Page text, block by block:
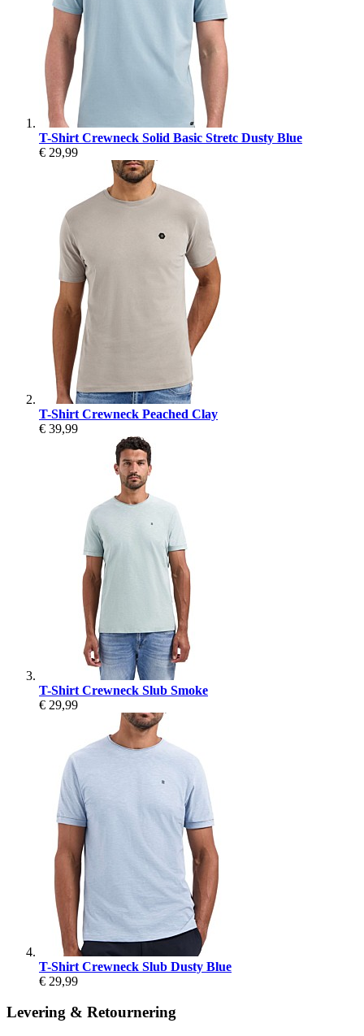
T-Shirt Crewneck Solid Basic Stretc Dusty Blue
€ 29,99
T-Shirt Crewneck Peached Clay
€ 39,99
T-Shirt Crewneck Slub Smoke
€ 29,99
T-Shirt Crewneck Slub Dusty Blue
€ 29,99
Levering & Retournering